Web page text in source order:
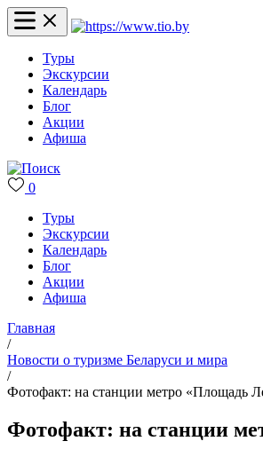
Туры
Экскурсии
Календарь
Блог
Акции
Афиша
0
Туры
Экскурсии
Календарь
Блог
Акции
Афиша
Главная
/
Новости о туризме Беларуси и мира
/
Фотофакт: на станции метро «Площадь
Фотофакт: на станции